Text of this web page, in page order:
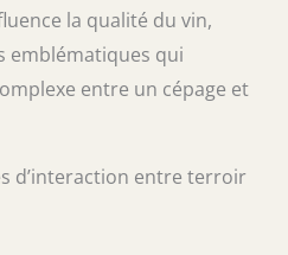
la qualité du vin,
emblématiques qui
entre un cépage et
d’interaction entre terroir